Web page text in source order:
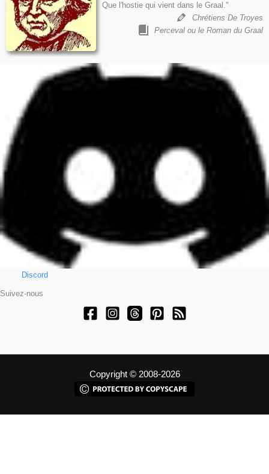
Que l'hostie qui vient dans le Graal."
Chrétiens De Troyes
Perceval ou le Roman du Graal
Discord
Suivez-nous
Copyright © 2008-2026